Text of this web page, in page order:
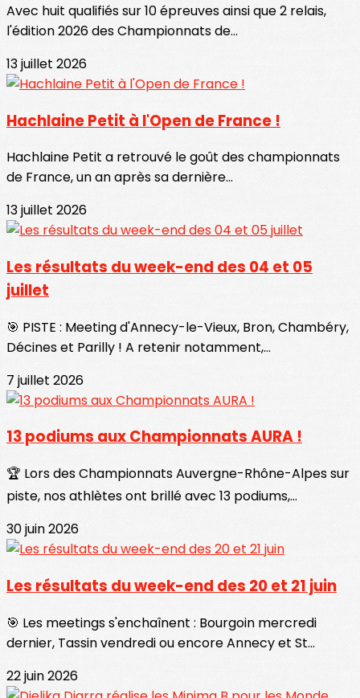
Avec huit qualifiés sur 10 épreuves ainsi que 2 relais,
l'édition 2026 des Championnats de...
13 juillet 2026
Hachlaine Petit à l'Open de France !
Hachlaine Petit a retrouvé le goût des championnats
de France, un an après sa dernière...
13 juillet 2026
Les résultats du week-end des 04 et 05
juillet
🎯 PISTE : Meeting d'Annecy-le-Vieux, Bron, Chambéry,
Décines et Parilly ! A retenir notamment,...
7 juillet 2026
13 podiums aux Championnats AURA !
🏆 Lors des Championnats Auvergne-Rhône-Alpes sur
piste, nos athlètes ont brillé avec 13 podiums,...
30 juin 2026
Les résultats du week-end des 20 et 21 juin
🎯 Les meetings s'enchaînent : Bourgoin mercredi
dernier, Tassin vendredi ou encore Annecy et St...
22 juin 2026